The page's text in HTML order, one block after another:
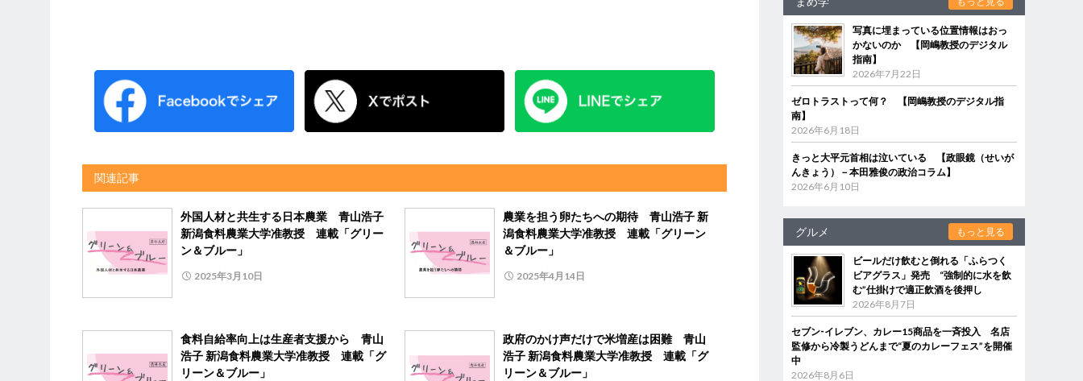
関連記事
外国人材と共生する日本農業 青山浩子
新潟食料農業大学准教授 連載「グリー
ン＆ブルー」
2025年3月10日
農業を担う卵たちへの期待 青山浩子 新
潟食料農業大学准教授 連載「グリーン
＆ブルー」
2025年4月14日
食料自給率向上は生産者支援から 青山
浩子 新潟食料農業大学准教授 連載「グ
リーン＆ブルー」
政府のかけ声だけで米増産は困難 青山
浩子 新潟食料農業大学准教授 連載「グ
リーン＆ブルー」
写真に埋まっている位置情報はおっ
かないのか 【岡嶋教授のデジタル
指南】
2026年7月22日
ゼロトラストって何？ 【岡嶋教授のデジタル指
南】
2026年6月18日
きっと大平元首相は泣いている 【政眼鏡（せいが
んきょう）－本田雅俊の政治コラム】
2026年6月10日
グルメ もっと見る
ビールだけ飲むと倒れる「ふらつく
ビアグラス」発売 “強制的に水を飲
む”仕掛けで適正飲酒を後押し
2026年8月7日
セブン‐イレブン、カレー15商品を一斉投入 名店
監修から冷製うどんまで“夏のカレーフェス”を開催
中
2026年8月6日